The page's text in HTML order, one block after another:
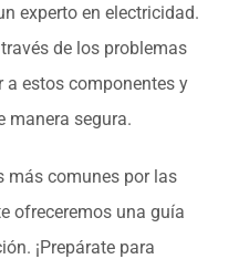
experto en electricidad.
de los problemas
a estos componentes y
manera segura.
más comunes por las
ofreceremos una guía
¡Prepárate para